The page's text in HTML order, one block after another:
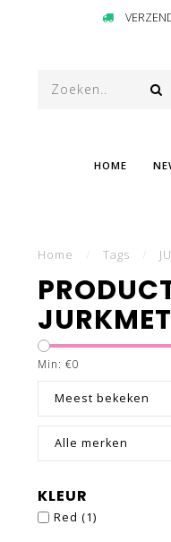
HOME
Home Tags
Min: €0
Meest bekeken
Alle merken
KLEUR
Red (1)